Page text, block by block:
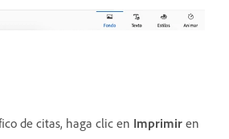
de citas, haga clic en Imprimir en